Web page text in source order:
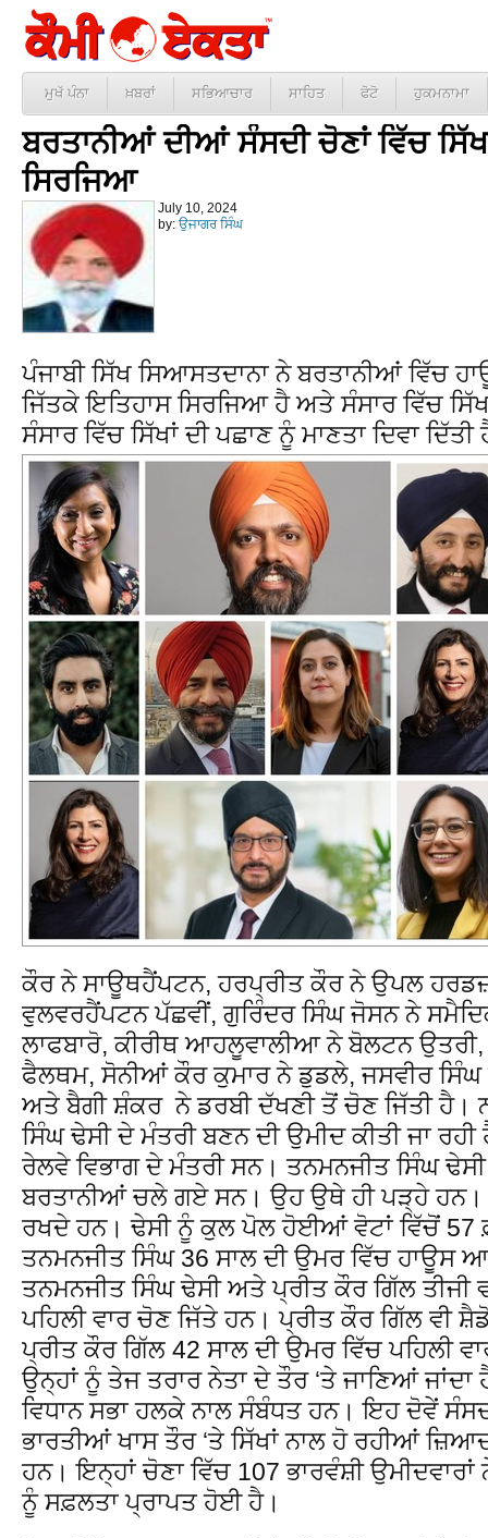
ਮੁਖੱ ਪੰਨਾ ਖ਼ਬਰਾਂ ਸਭਿਆਚਾਰ ਸਾਹਿਤ ਫੋਟੋ ਹੁਕਮਨਾਮਾ
ਬਰਤਾਨੀਆਂ ਦੀਆਂ ਸੰਸਦੀ ਚੋਣਾਂ ਵਿੱਚ
ਸਿਰਜਿਆ
July 10, 2024
by: ਉਜਾਗਰ ਸਿੰਘ
ਪੰਜਾਬੀ ਸਿੱਖ ਸਿਆਸਤਦਾਨਾ ਨੇ ਬਰਤਾਨੀਆਂ ਵਿੱਚ
ਜਿੱਤਕੇ ਇਤਿਹਾਸ ਸਿਰਜਿਆ ਹੈ ਅਤੇ ਸੰਸਾਰ ਵਿੱਚ
ਸੰਸਾਰ ਵਿੱਚ ਸਿੱਖਾਂ ਦੀ ਪਛਾਣ ਨੂੰ ਮਾਣਤਾ ਦਿਵਾ
ਕੌਰ ਨੇ ਸਾਊਥਹੈਂਪਟਨ, ਹਰਪ੍ਰੀਤ ਕੌਰ ਨੇ ਉਪਲ
ਵੁਲਵਰਹੈਂਪਟਨ ਪੱਛਵੀਂ, ਗੁਰਿੰਦਰ ਸਿੰਘ ਜੋਸਨ ਨੇ
ਲਾਫਬਾਰੋ, ਕੀਰੀਥ ਆਹਲੂਵਾਲੀਆ ਨੇ ਬੋਲਟਨ
ਫੈਲਥਮ, ਸੋਨੀਆਂ ਕੌਰ ਕੁਮਾਰ ਨੇ ਡੁਡਲੇ, ਜਸਵੀਰ
ਅਤੇ ਬੈਗੀ ਸ਼ੰਕਰ ਨੇ ਡਰਬੀ ਦੱਖਣੀ ਤੋਂ ਚੋਣ ਜਿੱਤੀ ਹੈ।
ਸਿੰਘ ਢੇਸੀ ਦੇ ਮੰਤਰੀ ਬਣਨ ਦੀ ਉਮੀਦ ਕੀਤੀ ਜਾ
ਰੇਲਵੇ ਵਿਭਾਗ ਦੇ ਮੰਤਰੀ ਸਨ। ਤਨਮਨਜੀਤ ਸਿੰਘ
ਬਰਤਾਨੀਆਂ ਚਲੇ ਗਏ ਸਨ। ਉਹ ਉਥੇ ਹੀ ਪੜ੍ਹੇ
ਰਖਦੇ ਹਨ। ਢੇਸੀ ਨੂੰ ਕੁਲ ਪੋਲ ਹੋਈਆਂ ਵੋਟਾਂ ਵਿੱਚੋਂ 57
ਤਨਮਨਜੀਤ ਸਿੰਘ 36 ਸਾਲ ਦੀ ਉਮਰ ਵਿੱਚ
ਤਨਮਨਜੀਤ ਸਿੰਘ ਢੇਸੀ ਅਤੇ ਪ੍ਰੀਤ ਕੌਰ ਗਿੱਲ ਤੀਜੀ
ਪਹਿਲੀ ਵਾਰ ਚੋਣ ਜਿੱਤੇ ਹਨ। ਪ੍ਰੀਤ ਕੌਰ ਗਿੱਲ ਵੀ
ਪ੍ਰੀਤ ਕੌਰ ਗਿੱਲ 42 ਸਾਲ ਦੀ ਉਮਰ ਵਿੱਚ ਪਹਿਲੀ
ਉਨ੍ਹਾਂ ਨੂੰ ਤੇਜ ਤਰਾਰ ਨੇਤਾ ਦੇ ਤੌਰ ‘ਤੇ ਜਾਣਿਆਂ
ਵਿਧਾਨ ਸਭਾ ਹਲਕੇ ਨਾਲ ਸੰਬੰਧਤ ਹਨ। ਇਹ ਦੋਵੇਂ
ਭਾਰਤੀਆਂ ਖਾਸ ਤੌਰ ‘ਤੇ ਸਿੱਖਾਂ ਨਾਲ ਹੋ ਰਹੀਆਂ
ਹਨ। ਇਨ੍ਹਾਂ ਚੋਣਾ ਵਿੱਚ 107 ਭਾਰਵੰਸ਼ੀ ਉਮੀਦਵਾਰਾਂ
ਨੂੰ ਸਫ਼ਲਤਾ ਪ੍ਰਾਪਤ ਹੋਈ ਹੈ।